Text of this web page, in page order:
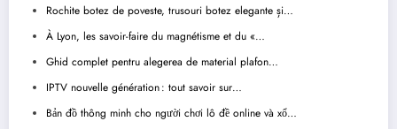
Rochite botez de poveste, trusouri botez elegante și…
À Lyon, les savoir-faire du magnétisme et du «…
Ghid complet pentru alegerea de material plafon…
IPTV nouvelle génération : tout savoir sur…
Bản đồ thông minh cho người chơi lô đề online và xổ…